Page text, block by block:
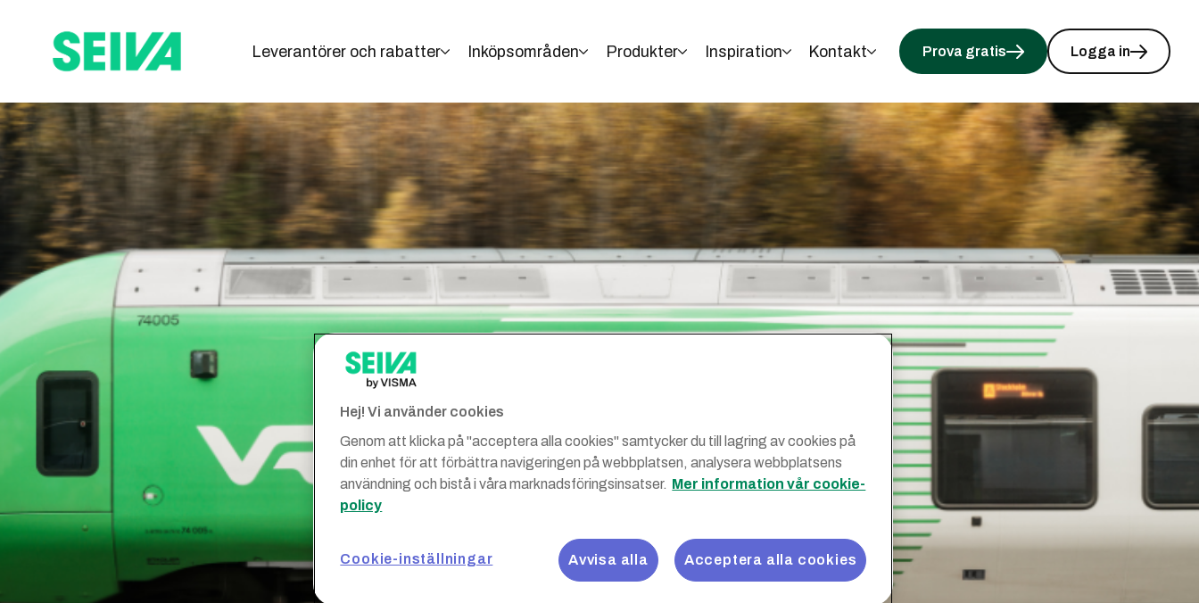
Leverantörer och rabatter Inköpsområden Produkter Inspiration Kontakt Prova gratis Logga in
Hej! Vi använder cookies
Genom att klicka på "acceptera alla cookies" samtycker du till lagring av cookies på
din enhet för att förbättra navigeringen på webbplatsen, analysera webbplatsens
användning och bistå i våra marknadsföringsinsatser. Mer information vår cookie-
policy
Avvisa alla Acceptera alla cookies
Cookie-inställningar